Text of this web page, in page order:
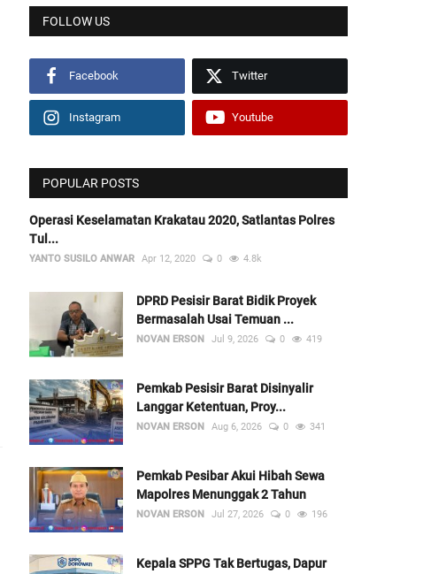
FOLLOW US
Facebook Twitter
Instagram Youtube
POPULAR POSTS
Operasi Keselamatan Krakatau 2020, Satlantas Polres
Tul...
YANTO SUSILO ANWAR Apr 12, 2020 0 4.8k
DPRD Pesisir Barat Bidik Proyek
Bermasalah Usai Temuan ...
NOVAN ERSON Jul 9, 2026 0 419
Pemkab Pesisir Barat Disinyalir
Langgar Ketentuan, Proy...
NOVAN ERSON Aug 6, 2026 0 341
Pemkab Pesibar Akui Hibah Sewa
Mapolres Menunggak 2 Tahun
NOVAN ERSON Jul 27, 2026 0 196
Kepala SPPG Tak Bertugas, Dapur